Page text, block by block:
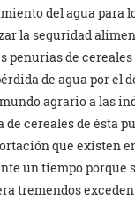
del agua para
la seguridad
penurias de
de agua por el
agrario a las
de cereales de ésta
que existen
un tiempo porque
tremendos